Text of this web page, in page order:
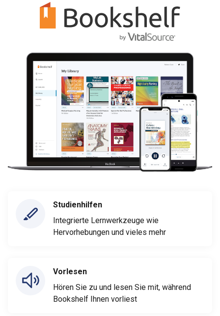
Studienhilfen
Integrierte Lernwerkzeuge wie
Hervorhebungen und vieles mehr
Vorlesen
Hören Sie zu und lesen Sie mit, während
Bookshelf Ihnen vorliest